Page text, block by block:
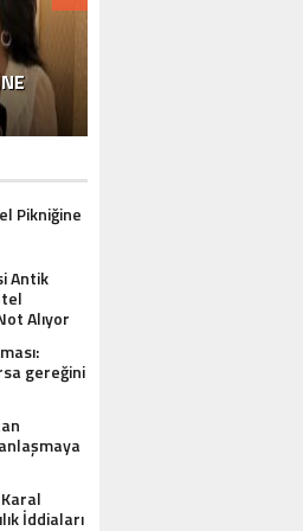
2026
AÇIKLADI
FILMI
VE EŞI
MILYON
ERSÜ
TEPKI
ÇEKIYOR
OLDU
Pikniğine
Antik
Alıyor
gereğini
İddiaları